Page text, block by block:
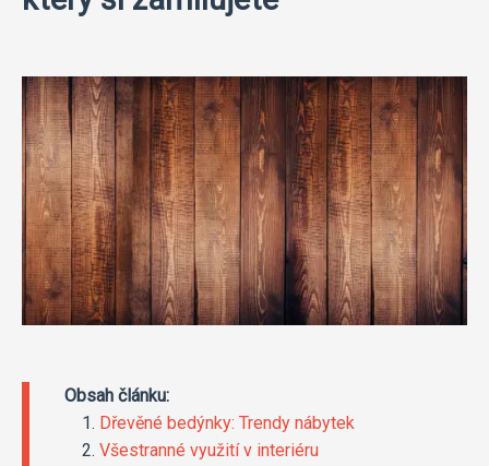
Obsah článku:
Dřevěné bedýnky: Trendy nábytek
Všestranné využití v interiéru